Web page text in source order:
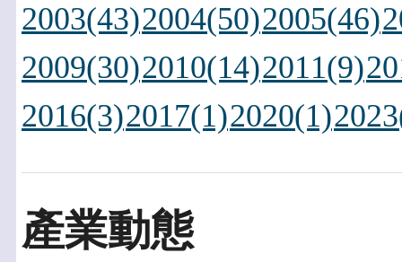
2003(43)2004(50)2005(46)
2009(30)2010(14)2011(9)
2016(3)2017(1)2020(1)
產業動態